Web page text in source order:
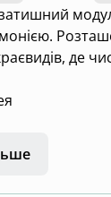
де
“Стожарів”